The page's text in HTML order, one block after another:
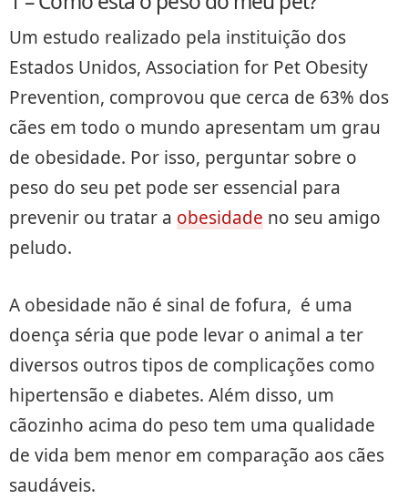
Um estudo realizado pela instituição dos
Estados Unidos, Association for Pet Obesity
Prevention, comprovou que cerca de 63% dos
cães em todo o mundo apresentam um grau
de obesidade. Por isso, perguntar sobre o
peso do seu pet pode ser essencial para
prevenir ou tratar a obesidade no seu amigo
peludo.
A obesidade não é sinal de fofura, é uma
doença séria que pode levar o animal a ter
diversos outros tipos de complicações como
hipertensão e diabetes. Além disso, um
cãozinho acima do peso tem uma qualidade
de vida bem menor em comparação aos cães
saudáveis.